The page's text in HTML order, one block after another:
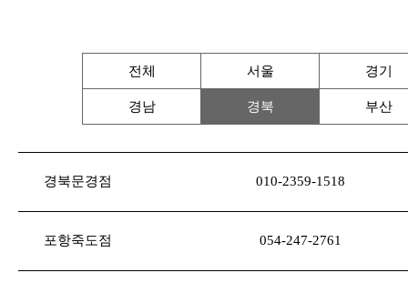
전체 서울 경기
경남 경북 부산
경북문경점 010-2359-1518
포항죽도점 054-247-2761